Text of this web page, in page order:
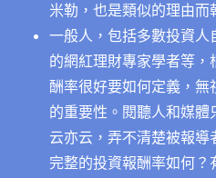
米勒，也是類似的理由而
一般人，包括多數投資
的網紅理財專家學者等
酬率很好要如何定義，無
的重要性。閱聽人和媒
云亦云，弄不清楚被報
完整的投資報酬率如何